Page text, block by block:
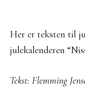
Her er teksten til
julekalenderen
Tekst: Flemming